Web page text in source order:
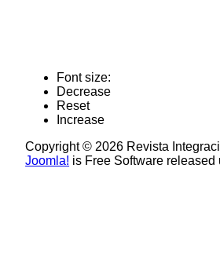
Font size:
Decrease
Reset
Increase
Copyright © 2026 Revista
Joomla! is Free Software